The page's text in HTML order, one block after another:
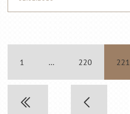
1 ... 220 221